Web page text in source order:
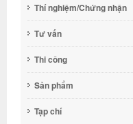
Thí nghiệm/Chứng nhận
Tư vấn
Thi công
Sản phẩm
Tạp chí